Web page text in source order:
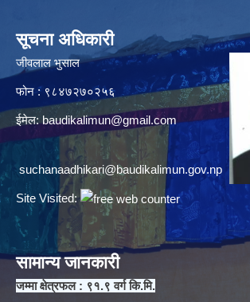
सूचना अधिकारी
जीवलाल भुसाल
फोन : ९८४७२७०२५६
ईमेल: baudikalimun@gmail.com
suchanaadhikari@baudikalimun.gov.np
Site Visited:
सामान्य जानकारी
जम्मा क्षेत्रफल : ९१.९ वर्ग कि.मि.